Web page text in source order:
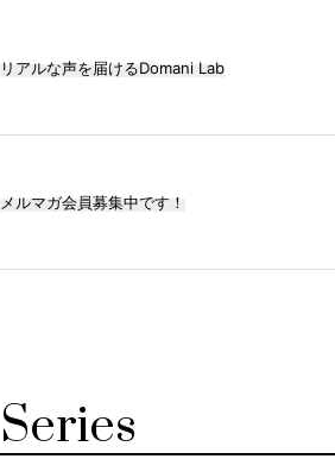
リアルな声を届けるDomani Lab
メルマガ会員募集中です！
Series